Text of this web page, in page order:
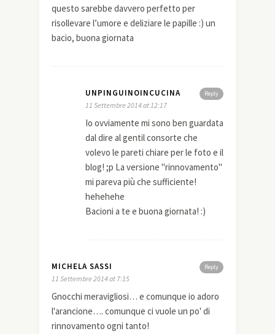
questo sarebbe davvero perfetto per
risollevare l’umore e deliziare le papille :) un
bacio, buona giornata
Reply
UNPINGUINOINCUCINA
11 Settembre 2014 at 12:17
Io ovviamente mi sono ben guardata
dal dire al gentil consorte che
volevo le pareti chiare per le foto e il
blog! ;p La versione "rinnovamento"
mi pareva più che sufficiente!
hehehehe
Bacioni a te e buona giornata! :)
Reply
MICHELA SASSI
11 Settembre 2014 at 7:15
Gnocchi meravigliosi… e comunque io adoro
l'arancione…. comunque ci vuole un po' di
rinnovamento ogni tanto!